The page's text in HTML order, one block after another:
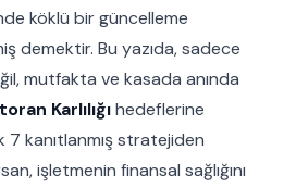
köklü bir güncelleme
demektir. Bu yazıda, sadece
mutfakta ve kasada anında
Karlılığıhedeflerine
7 kanıtlanmış stratejiden
işletmenin finansal sağlığını